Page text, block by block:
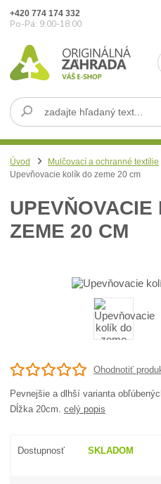
+420 774 174 332
Po-Pá: 9:00-18:00
Úvod Mulčovací a ochranné textílie
Upevňovacie kolík do zeme 20 cm
UPEVŇOVACIE
ZEME 20 CM
Ohodnotiť
Pevnejšie a dlhší varianta
Dĺžka 20cm.celý popis
Dostupnosť SKLADOM